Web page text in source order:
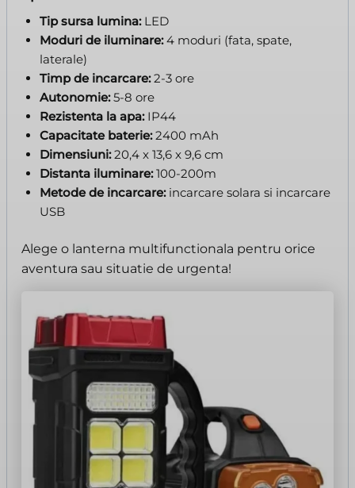
Tip sursa lumina: LED
Moduri de iluminare:4 moduri (fata, spate,
laterale)
Timp de incarcare:2-3 ore
Autonomie:5-8 ore
Rezistenta la apa: IP44
Capacitate baterie:2400 mAh
Dimensiuni:20,4 x 13,6 x 9,6 cm
Distanta iluminare:100-200m
Metode de incarcare:incarcare solara si incarcare
USB
Alege o lanterna multifunctionala pentru orice
aventura sau situatie de urgenta!